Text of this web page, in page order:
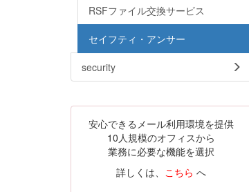
RSFファイル交換サービス
セイフティ・アンサー
security
安心できるメール利用環境を提供
10人規模のオフィスから
業務に必要な機能を選択
詳しくは、 こちら へ